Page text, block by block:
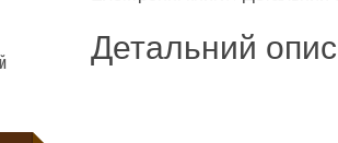
Детальний опис